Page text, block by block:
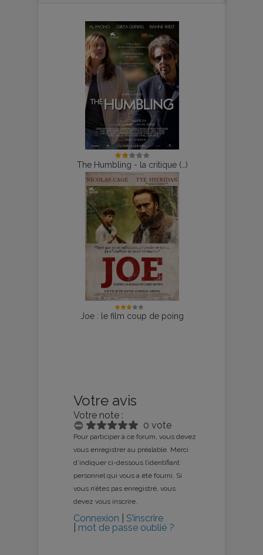
The Humbling - la critique (…)
Joe : le film coup de poing
Votre avis
Votre note :
0 vote
Pour participer à ce forum, vous devez
vous enregistrer au préalable. Merci
d’indiquer ci-dessous l’identifiant
personnel qui vous a été fourni. Si
vous n’êtes pas enregistré, vous
devez vous inscrire.
Connexion
S’inscrire
mot de passe oublié ?